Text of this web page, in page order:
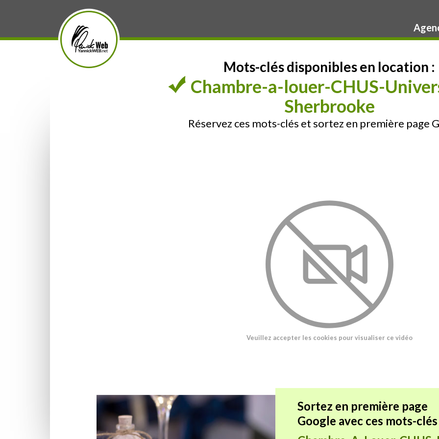
Mots-clés disponibles en location :
Chambre-a-louer-CHUS-
Sherbrooke
Réservez ces mots-clés et sortez en première page
Veuillez accepter les cookies pour visualiser ce vidéo
Sortez en première page
Google avec ces mots-clés